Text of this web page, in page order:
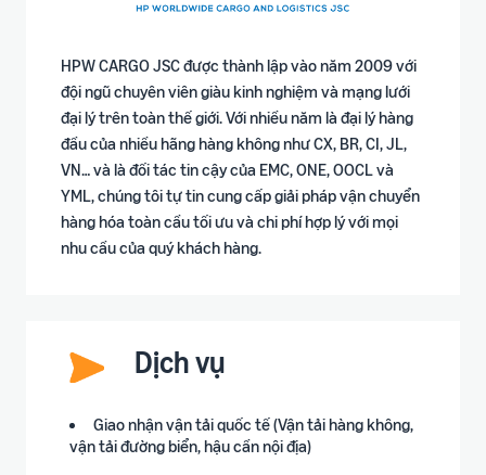
HPW CARGO JSC được thành lập vào năm 2009 với
đội ngũ chuyên viên giàu kinh nghiệm và mạng lưới
đại lý trên toàn thế giới. Với nhiều năm là đại lý hàng
đầu của nhiều hãng hàng không như CX, BR, CI, JL,
VN… và là đối tác tin cậy của EMC, ONE, OOCL và
YML, chúng tôi tự tin cung cấp giải pháp vận chuyển
hàng hóa toàn cầu tối ưu và chi phí hợp lý với mọi
nhu cầu của quý khách hàng.
Dịch vụ
Giao nhận vận tải quốc tế (Vận tải hàng không,
vận tải đường biển, hậu cần nội địa)